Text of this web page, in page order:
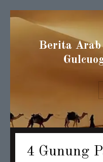
Berita Arab
4 Gunung